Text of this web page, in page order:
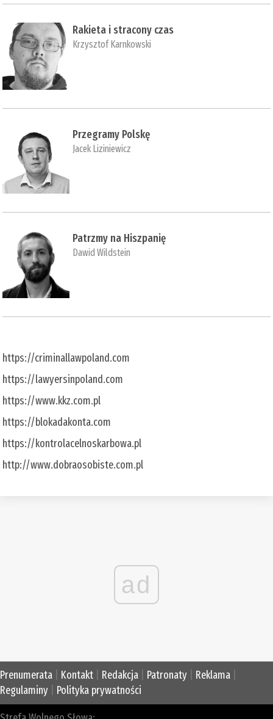
Rakieta i stracony czas
Krzysztof Karnkowski
Przegramy Polskę
Jacek Liziniewicz
Patrzmy na Hiszpanię
Dawid Wildstein
https://criminallawpoland.com
https://lawyersinpoland.com
https://www.kkz.com.pl
https://blokadakonta.com
https://kontrolacelnoskarbowa.pl
http://www.dobraosobiste.com.pl
ad
Prenumerata Kontakt Redakcja Patronaty Reklama
Regulaminy
Polityka prywatności